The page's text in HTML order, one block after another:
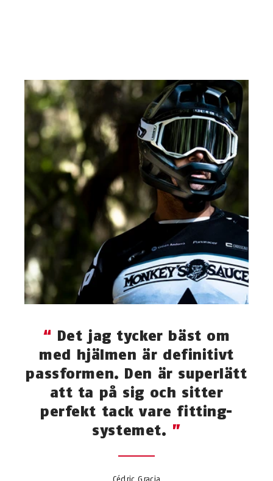
Det jag tycker bäst om
med hjälmen är definitivt
passformen. Den är superlätt
att ta på sig och sitter
perfekt tack vare fitting-
systemet.